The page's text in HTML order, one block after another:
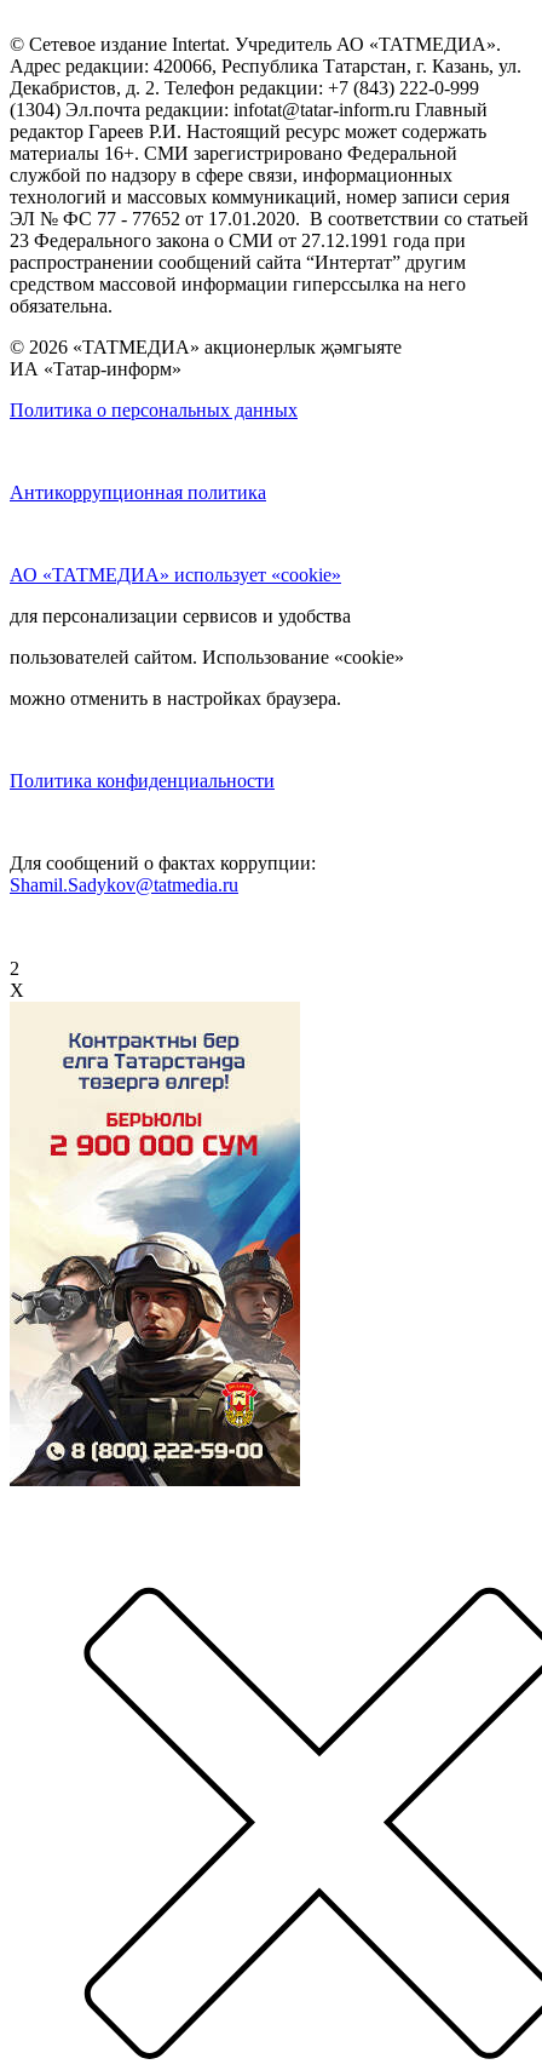
© Сетевое издание Intertat. Учредитель АО «ТАТМЕДИА».
Адрес редакции: 420066, Республика Татарстан, г. Казань, ул.
Декабристов, д. 2. Телефон редакции: +7 (843) 222-0-999
(1304) Эл.почта редакции: infotat@tatar-inform.ru Главный
редактор Гареев Р.И. Настоящий ресурс может содержать
материалы 16+. СМИ зарегистрировано Федеральной
службой по надзору в сфере связи, информационных
технологий и массовых коммуникаций, номер записи серия
ЭЛ № ФС 77 - 77652 от 17.01.2020. В соответствии со статьей
23 Федерального закона о СМИ от 27.12.1991 года при
распространении сообщений сайта “Интертат” другим
средством массовой информации гиперссылка на него
обязательна.
© 2026 «ТАТМЕДИА» акционерлык җәмгыяте
ИА «Татар-информ»
Политика о персональных данных
Антикоррупционная политика
АО «ТАТМЕДИА» использует «cookie»
для персонализации сервисов и удобства
пользователей сайтом. Использование «cookie»
можно отменить в настройках браузера.
Политика конфиденциальности
Для сообщений о фактах коррупции:
Shamil.Sadykov@tatmedia.ru
2
X